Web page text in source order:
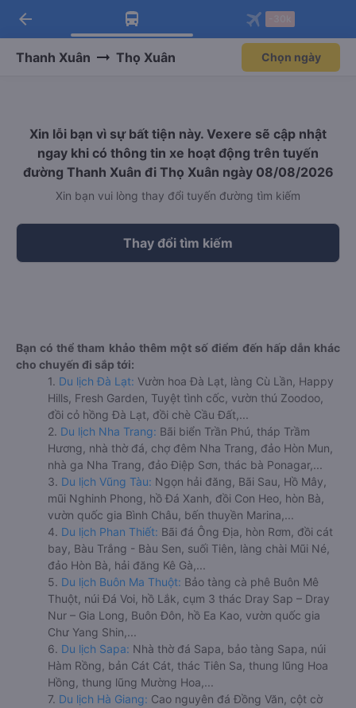
Tải app Vexere ngay!
Nhận ưu đãi thành viên độc
Mở app
Tải app Vexere
-30k/ghế khi đặt vé máy bay qua
Mở app
arrow_back
Thanh Xuân Thọ Xuân Chọn ngày
Xin lỗi bạn vì sự bất tiện này. Vexere sẽ cập nhật
ngay khi có thông tin xe hoạt động trên tuyến
đường Thanh Xuân đi Thọ Xuân ngày 08/08/2026
Xin bạn vui lòng thay đổi tuyến đường tìm kiếm
Thay đổi tìm kiếm
Bạn có thể tham khảo thêm một số điểm đến hấp dẫn khác
cho chuyến đi sắp tới:
1. Du lịch Đà Lạt: Vườn hoa Đà Lạt, làng Cù Lần, Happy
Hills, Fresh Garden, Tuyệt tình cốc, vườn thú Zoodoo,
đồi cỏ hồng Đà Lạt, đồi chè Cầu Đất,...
2. Du lịch Nha Trang: Bãi biển Trần Phú, tháp Trầm
Hương, nhà thờ đá, chợ đêm Nha Trang, đảo Hòn Mun,
nhà ga Nha Trang, đảo Điệp Sơn, thác bà Ponagar,...
3. Du lịch Vũng Tàu: Ngọn hải đăng, Bãi Sau, Hồ Mây,
mũi Nghinh Phong, hồ Đá Xanh, đồi Con Heo, hòn Bà,
vườn quốc gia Bình Châu, bến thuyền Marina,...
4. Du lịch Phan Thiết: Bãi đá Ông Địa, hòn Rơm, đồi cát
bay, Bàu Trắng - Bàu Sen, suối Tiên, làng chài Mũi Né,
đảo Hòn Bà, hải đăng Kê Gà,...
5. Du lịch Buôn Ma Thuột: Bảo tàng cà phê Buôn Mê
Thuột, núi Đá Voi, hồ Lắk, cụm 3 thác Dray Sap – Dray
Nur – Gia Long, Buôn Đôn, hồ Ea Kao, vườn quốc gia
Chư Yang Shin,...
6. Du lịch Sapa: Nhà thờ đá Sapa, bảo tàng Sapa, núi
Hàm Rồng, bản Cát Cát, thác Tiên Sa, thung lũng Hoa
Hồng, thung lũng Mường Hoa,...
7. Du lịch Hà Giang: Cao nguyên đá Đồng Văn, cột cờ